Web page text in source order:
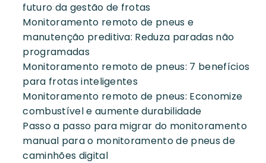
futuro da gestão de frotas
Monitoramento remoto de pneus e
manutenção preditiva: Reduza paradas não
programadas
Monitoramento remoto de pneus: 7 benefícios
para frotas inteligentes
Monitoramento remoto de pneus: Economize
combustível e aumente durabilidade
Passo a passo para migrar do monitoramento
manual para o monitoramento de pneus de
caminhões digital